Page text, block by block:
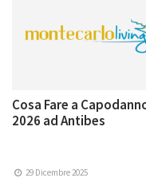
Cosa Fare a
2026 ad Antibes
29 Dicembre 2025